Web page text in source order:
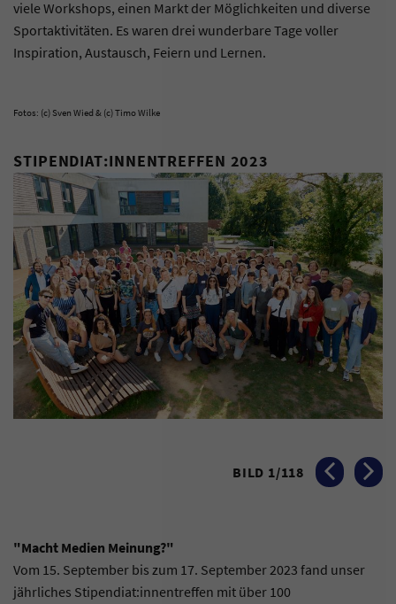
viele Workshops, einen Markt der Möglichkeiten und diverse
Sportaktivitäten. Es waren drei wunderbare Tage voller
Inspiration, Austausch, Feiern und Lernen.
Fotos: (c) Sven Wied & (c) Timo Wilke
STIPENDIAT:INNENTREFFEN 2023
BILD 1/118 VORHERIGES
"Macht Medien Meinung?"
Vom 15. September bis zum 17. September 2023 fand unser
jährliches Stipendiat:innentreffen mit über 100